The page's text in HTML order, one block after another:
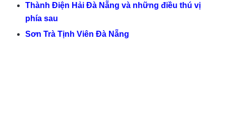
Thành Điện Hải Đà Nẵng và những điều thú vị
phía sau
Sơn Trà Tịnh Viên Đà Nẵng